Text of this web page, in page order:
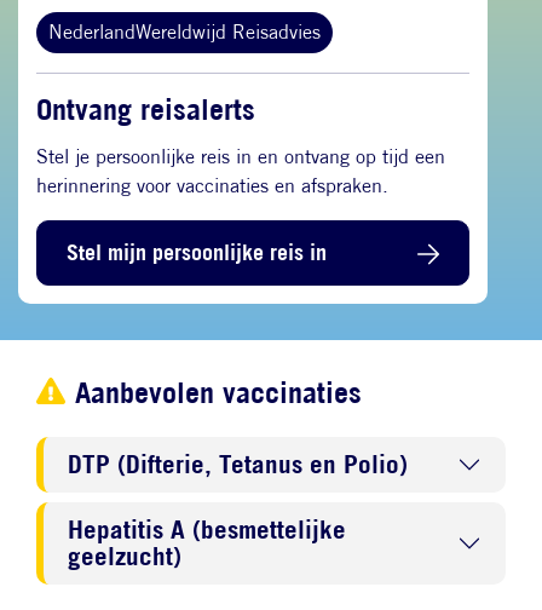
NederlandWereldwijd Reisadvies
Ontvang reisalerts
Stel je persoonlijke reis in en ontvang op tijd een
herinnering voor vaccinaties en afspraken.
Stel mijn persoonlijke reis in
Aanbevolen vaccinaties
DTP (Difterie, Tetanus en Polio)
Hepatitis A (besmettelijke
geelzucht)